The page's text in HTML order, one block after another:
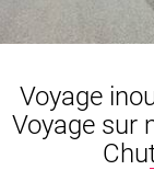
Voyage
Voyage sur